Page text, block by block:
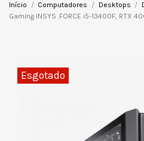
Início Computadores Desktops
Gaming INSYS .FORCE i5-13400F, RTX
Esgotado